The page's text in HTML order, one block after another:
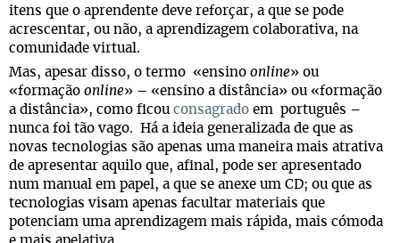
itens que o aprendente deve reforçar, a que se pode
acrescentar, ou não, a aprendizagem colaborativa, na
comunidade virtual.
Mas, apesar disso, o termo «ensino online» ou
«formação online» – «ensino a distância» ou «formação
a distância», como ficou consagrado em português –
nunca foi tão vago. Há a ideia generalizada de que as
novas tecnologias são apenas uma maneira mais atrativa
de apresentar aquilo que, afinal, pode ser apresentado
num manual em papel, a que se anexe um CD; ou que as
tecnologias visam apenas facultar materiais que
potenciam uma aprendizagem mais rápida, mais cómoda